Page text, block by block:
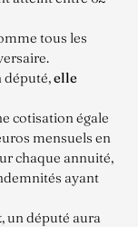
tous les
député,elle
cotisation égale
mensuels en
chaque annuité,
ayant
, un député aura